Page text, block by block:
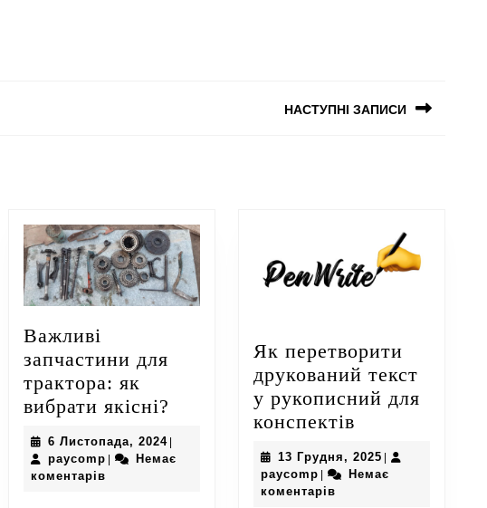
НАСТУПНІ ЗАПИСИ
Важливі
запчастини для
трактора: як
вибрати якісні?
запчастини
для
6 Листопада, 20246
Листопада,
paycomp paycomp
Немає
коментарів
Як перетворити
друкований текст
у рукописний для
конспектівЯк
друкований
13 Грудня, 202513
Грудня,
|
paycomppaycomp
|
Немає
коментарів